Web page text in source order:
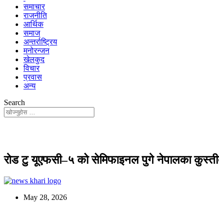
समाचार
राजनीति
आर्थिक
समाज
अन्तर्राष्ट्रिय
मनोरन्जन
खेलकुद
विचार
प्रवास
अन्य
Search
रोड टु यूएफसी–५ को सेमिफाइनल पुगे नेपालका
May 28, 2026